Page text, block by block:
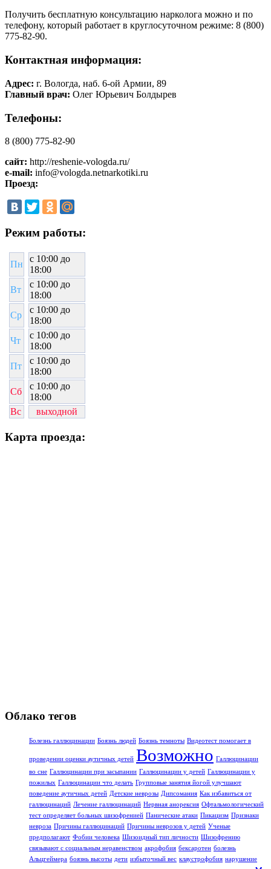
Получить бесплатную консультацию нарколога можно и по
телефону, который работает в круглосуточном режиме: 8 (800)
775-82-90.
Контактная информация:
Адрес: г. Вологда, наб. 6-ой Армии, 89
Главный врач: Олег Юрьевич Болдырев
Телефоны:
8 (800) 775-82-90
сайт: http://reshenie-vologda.ru/
e-mail: info@vologda.netnarkotiki.ru
Проезд:
Режим работы:
Пн
c 10:00 до
18:00
Вт
c 10:00 до
18:00
Ср
c 10:00 до
18:00
Чт
c 10:00 до
18:00
Пт
c 10:00 до
18:00
Сб
c 10:00 до
18:00
Вс
выходной
Карта проезда:
Облако тегов
Болезнь галлюцинации Боязнь людей Боязнь темноты Видеотест помогает в
проведении оценки аутичных детей Возможно Галлюцинации
во сне Галлюцинации при засыпании Галлюцинации у детей Галлюцинации у
пожилых Галлюцинации что делать Групповые занятия йогой улучшают
поведение аутичных детей Детские неврозы Дипсомания Как избавиться от
галлюцинаций Лечение галлюцинаций Нервная анорексия Офтальмологический
тест определяет больных шизофренией Панические атаки Пикацизм Признаки
невроза Причины галлюцинаций Причины неврозов у детей Ученые
предполагают Фобии человека Шизоидный тип личности Шизофрению
связывают с социальным неравенством акрофобия бексаротен болезнь
Альцгеймера боязнь высоты дети избыточный вес клаустрофобия нарушение